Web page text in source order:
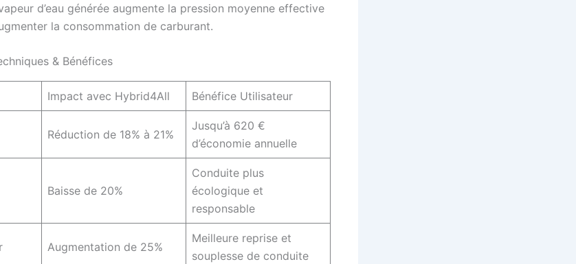
d’eau générée augmente la pression moyenne effective
la consommation de carburant.
& Bénéfices
Impact avec Hybrid4All Bénéfice Utilisateur
Réduction de 18% à 21%
Jusqu’à 620 €
d’économie annuelle
Baisse de 20%
Conduite plus
écologique et
responsable
Augmentation de 25%
Meilleure reprise et
souplesse de conduite